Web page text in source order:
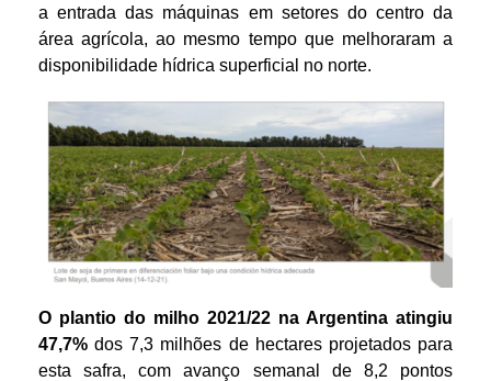
a entrada das máquinas em setores do centro da
área agrícola, ao mesmo tempo que melhoraram a
disponibilidade hídrica superficial no norte.
O plantio do milho 2021/22 na Argentina atingiu
47,7% dos 7,3 milhões de hectares projetados para
esta safra, com avanço semanal de 8,2 pontos